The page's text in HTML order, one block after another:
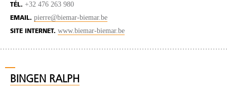
TÉL. +32 476 263 980
EMAIL. pierre@biemar-biemar.be
SITE INTERNET. www.biemar-biemar.be
BINGEN RALPH